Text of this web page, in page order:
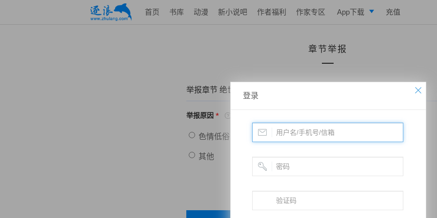
首页 书库 动漫 新小说吧 作者福利 作家专区 App下载
写作助手
充值
章节举报
举报章节 绝世药皇——第一百一十四章 反悔？（六更！）
举报原因 *
色情低俗 政治敏感 暴力低俗
其他
登录